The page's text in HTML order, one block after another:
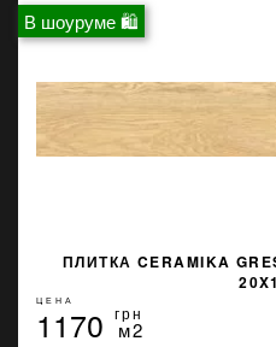
В шоуруме 🛍
ПЛИТКА CERAMIKA
ЦЕНА
1170 грн
м2